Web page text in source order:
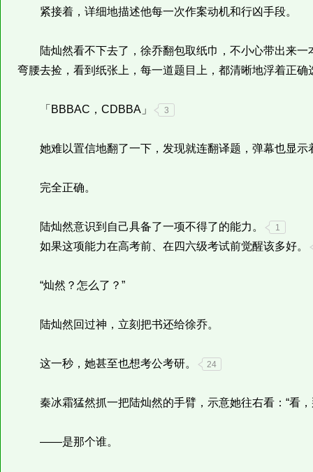
紧接着，详细地描述他每一次作案动机和行凶手段。
陆灿然看不下去了，徐乔翻包取纸巾，不小心带出来一
弯腰去捡，看到纸张上，每一道题目上，都清晰地浮着正确
「BBBAC，CDBBA」 3
她难以置信地翻了一下，发现就连翻译题，弹幕也显示
完全正确。
陆灿然意识到自己具备了一项不得了的能力。 1
如果这项能力在高考前、在四六级考试前觉醒该多好。
“灿然？怎么了？”
陆灿然回过神，立刻把书还给徐乔。
这一秒，她甚至也想考公考研。 24
秦冰霜猛然抓一把陆灿然的手臂，示意她往右看：“看，
——是那个谁。